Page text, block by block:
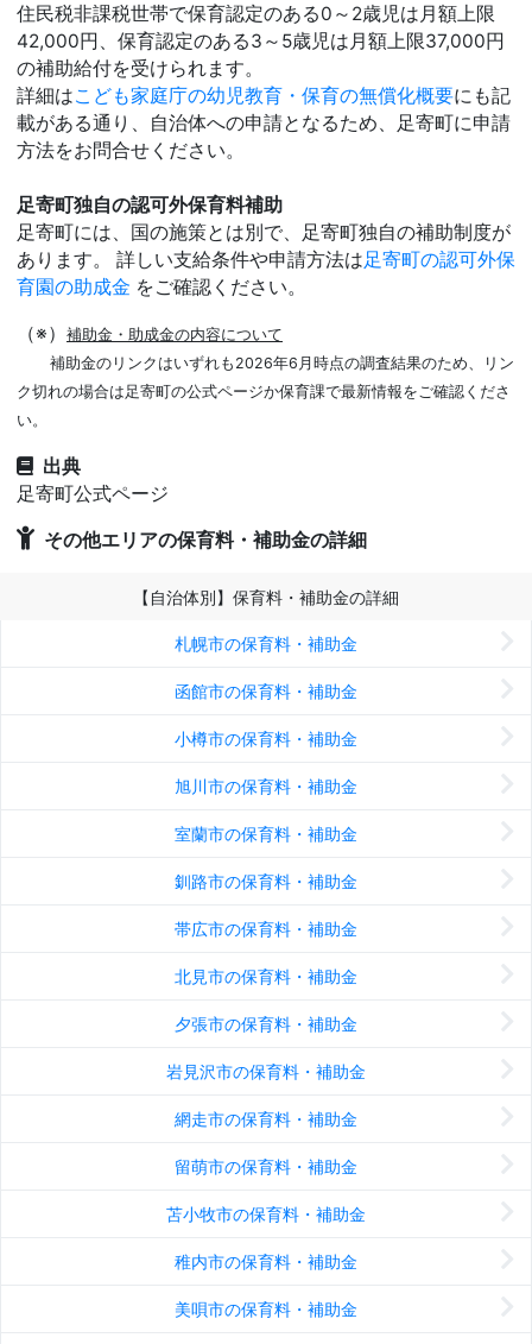
住民税非課税世帯で保育認定のある0～2歳児は月額上限
42,000円、保育認定のある3～5歳児は月額上限37,000円
の補助給付を受けられます。
詳細はこども家庭庁の幼児教育・保育の無償化概要にも記
載がある通り、自治体への申請となるため、足寄町に申請
方法をお問合せください。
足寄町独自の認可外保育料補助
足寄町には、国の施策とは別で、足寄町独自の補助制度が
あります。 詳しい支給条件や申請方法は足寄町の認可外保
育園の助成金 をご確認ください。
（※）
補助金・助成金の内容について
補助金のリンクはいずれも2026年6月時点の調査結果のため、リン
ク切れの場合は足寄町の公式ページか保育課で最新情報をご確認くださ
い。
出典
足寄町公式ページ
その他エリアの保育料・補助金の詳細
【自治体別】保育料・補助金の詳細
札幌市の保育料・補助金
函館市の保育料・補助金
小樽市の保育料・補助金
旭川市の保育料・補助金
室蘭市の保育料・補助金
釧路市の保育料・補助金
帯広市の保育料・補助金
北見市の保育料・補助金
夕張市の保育料・補助金
岩見沢市の保育料・補助金
網走市の保育料・補助金
留萌市の保育料・補助金
苫小牧市の保育料・補助金
稚内市の保育料・補助金
美唄市の保育料・補助金